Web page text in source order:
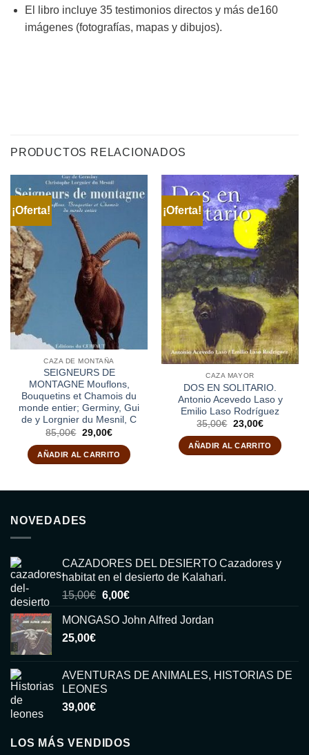
El libro incluye 35 testimonios directos y más de160
imágenes (fotografías, mapas y dibujos).
PRODUCTOS RELACIONADOS
¡Oferta!
CAZA DE MONTAÑA
SEIGNEURS DE
MONTAGNE Mouflons,
Bouquetins et Chamois du
monde entier; Germiny, Gui
de y Lorgnier du Mesnil, C
85,00€ El
precio
original
era:
85,00€.
29,00€El
actual
es:
29,00€.
AÑADIR AL CARRITO
¡Oferta!
CAZA MAYOR
DOS EN SOLITARIO.
Antonio Acevedo Laso y
Emilio Laso Rodríguez
35,00€ El
original
era:
23,00€El
actual
es:
AÑADIR AL CARRITO
NOVEDADES
CAZADORES DEL DESIERTO Cazadores y
habitat en el desierto de Kalahari.
15,00€ El
original
6,00€El
actual
MONGASO John Alfred Jordan
25,00€
AVENTURAS DE ANIMALES, HISTORIAS DE
LEONES
39,00€
LOS MÁS VENDIDOS